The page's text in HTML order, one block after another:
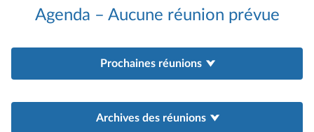
Agenda – Aucune réunion prévue
Prochaines réunions
Archives des réunions